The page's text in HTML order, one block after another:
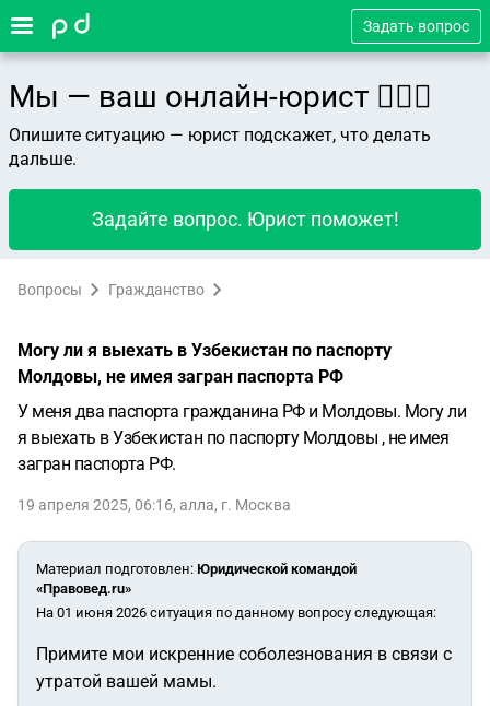
Задать вопрос
Мы — ваш онлайн-юрист 👨🏻‍⚖️
Опишите ситуацию — юрист подскажет, что делать
дальше.
Задайте вопрос. Юрист поможет!
Вопросы Гражданство
Могу ли я выехать в Узбекистан по паспорту
Молдовы, не имея загран паспорта РФ
У меня два паспорта гражданина РФ и Молдовы. Могу ли
я выехать в Узбекистан по паспорту Молдовы , не имея
загран паспорта РФ.
19 апреля 2025, 06:16, алла, г. Москва
Материал подготовлен: Юридической командой
«Правовед.ru»
На 01 июня 2026 ситуация по данному вопросу следующая:
Примите мои искренние соболезнования в связи с
утратой вашей мамы.